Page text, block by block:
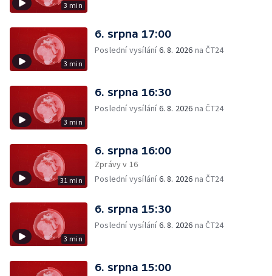
3 min
3 min
6. srpna 17:00
Poslední vysílání6. 8. 2026 na ČT24
3 min
6. srpna 16:30
Poslední vysílání6. 8. 2026 na ČT24
31 min
6. srpna 16:00
Zprávy v 16
Poslední vysílání6. 8. 2026 na ČT24
3 min
6. srpna 15:30
Poslední vysílání6. 8. 2026 na ČT24
6. srpna 15:00